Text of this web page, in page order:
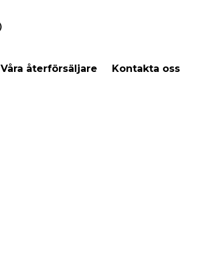
Våra återförsäljare Kontakta oss